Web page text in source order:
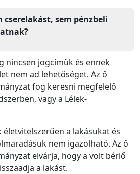
cserelakást, sem pénzbeli
nincsen jogcímük és ennek
nem ad lehetőséget. Az ő
fog keresni megfelelő
vagy a Lélek-
életvitelszerűen a lakásukat és
nem igazolható. Az ő
elvárja, hogy a volt bérlő
a lakást.